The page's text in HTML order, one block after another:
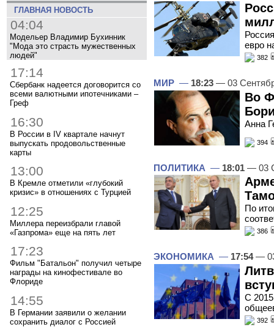
ГЛАВНАЯ НОВОСТЬ
04:04
Модельер Владимир Бухинник
"Мода это страсть мужественных
людей"
17:14
Сбербанк надеется договорится со
всеми валютными ипотечниками –
Греф
16:30
В России в IV квартале начнут
выпускать продовольственные
карты
13:00
В Кремле отметили «глубокий
кризис» в отношениях с Турцией
12:25
Миллера переизбрали главой
«Газпрома» еще на пять лет
17:23
Фильм "Батальон" получил четыре
награды на кинофестивале во
Флориде
14:55
В Германии заявили о желании
сохранить диалог с Россией
евро
382
МИР — 18:23 — 03
Во
Анна
394
ПОЛИТИКА — 18:01 — 03
По
386
ЭКОНОМИКА — 17:54—
С 2015
392